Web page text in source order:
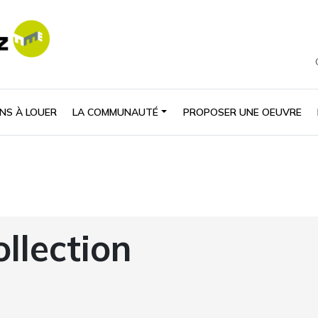
À LOUER LA COMMUNAUTÉ PROPOSER UNE OEUVRE